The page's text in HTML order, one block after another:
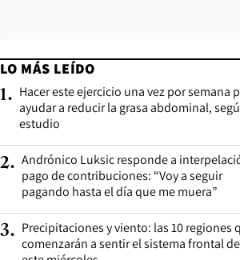
LO MÁS LEÍDO
1. Hacer este ejercicio una vez por semana
ayudar a reducir la grasa abdominal,
estudio
2. Andrónico Luksic responde a
pago de contribuciones: “Voy a seguir
pagando hasta el día que me muera”
3. Precipitaciones y viento: las 10 regiones
comenzarán a sentir el sistema frontal